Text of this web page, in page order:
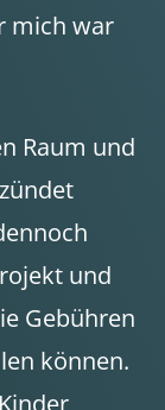
mich war
Raum und
und
Gebühren
können.